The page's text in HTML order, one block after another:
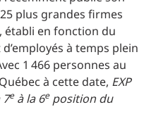
plus grandes firmes
établi en fonction du
à temps plein
1 466 personnes au
à cette date, EXP
eà la 6eposition du